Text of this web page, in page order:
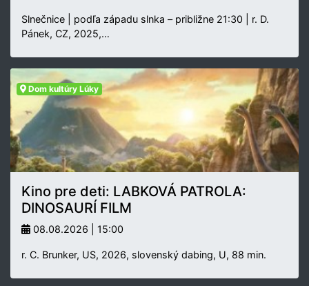
Slnečnice | podľa západu slnka – približne 21:30 | r. D.
Pánek, CZ, 2025,…
Dom kultúry Lúky
Kino pre deti: LABKOVÁ PATROLA:
DINOSAURÍ FILM
08.08.2026 | 15:00
r. C. Brunker, US, 2026, slovenský dabing, U, 88 min.